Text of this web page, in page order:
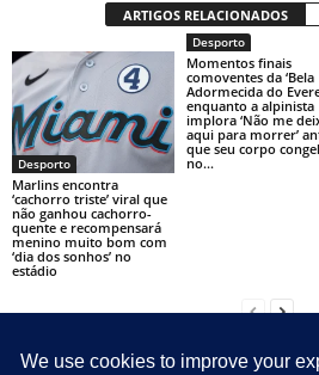
ARTIGOS RELACIONADOS
Desporto
Marlins encontra
‘cachorro triste’ viral que
não ganhou cachorro-
quente e recompensará
menino muito bom com
‘dia dos sonhos’ no
estádio
Desporto
Momentos finais
comoventes da ‘Bela
Adormecida do
enquanto a alpinista
implora ‘Não me
aqui para morrer’
que seu corpo
no...